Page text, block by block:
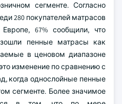
сегменте. Согласно
280 покупателей матрасов
67% сообщили, что
пенные матрасы как
в ценовом диапазоне
изменение по сравнению с
когда однослойные пенные
сегменте. Более значимое